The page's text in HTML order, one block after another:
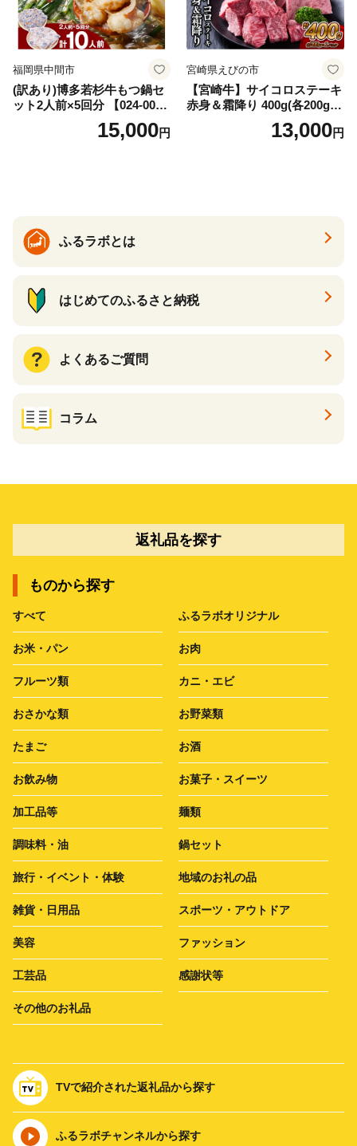
福岡県中間市
(訳あり)博多若杉牛もつ鍋セ
ット2人前×5回分 【024-002
15,000円
宮崎県えびの市
【宮崎牛】サイコロステーキ
赤身＆霜降り 400g(各200g×
１P 計2P) 真空パック 冷凍
13,000円
ふるラボとは
はじめてのふるさと納税
よくあるご質問
コラム
返礼品を探す
ものから探す
すべて ふるラボオリジナル
お米・パン お肉
フルーツ類 カニ・エビ
おさかな類 お野菜類
たまご お酒
お飲み物 お菓子・スイーツ
加工品等 麺類
調味料・油 鍋セット
旅行・イベント・体験 地域のお礼の品
雑貨・日用品 スポーツ・アウトドア
美容 ファッション
工芸品 感謝状等
その他のお礼品
TVで紹介された返礼品から探す
ふるラボチャンネルから探す